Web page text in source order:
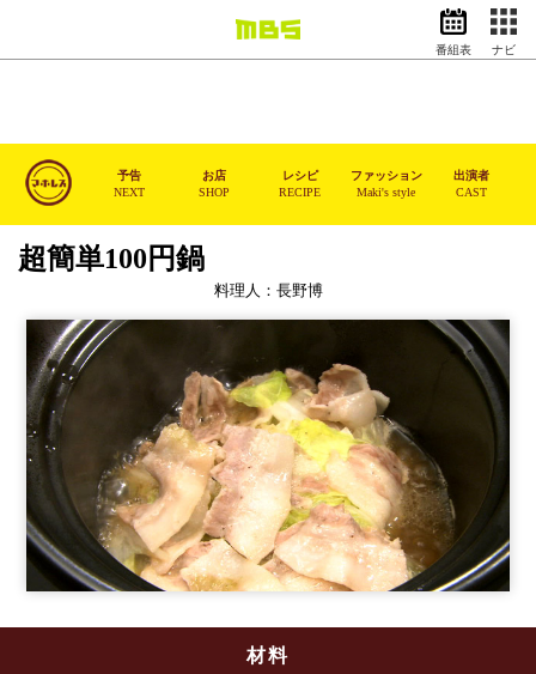
スポーツ
動画イズム
天気・防災 イベント
アナウンサー
グッズ
番組表 ナビ
予告
NEXT
お店
SHOP
レシピ
RECIPE
ファッション
Maki's style
出演者
CAST
超簡単100円鍋
料理人：長野博
材料